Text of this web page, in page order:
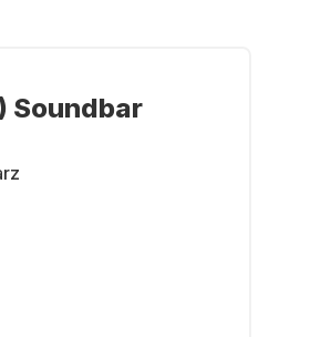
Soundbar